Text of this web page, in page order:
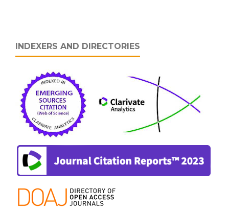
INDEXERS AND DIRECTORIES